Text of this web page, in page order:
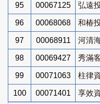
95 00067125 弘遠
96 00068068 和椿
97 00068911 河清
98 00069427 秀滿
99 00071063 柱律
100 00071401
享效